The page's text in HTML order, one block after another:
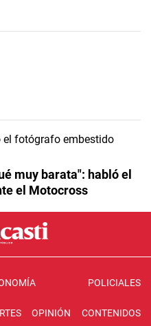
muy barata": habló el
el Motocross
POLICIALES
OPINIÓN CONTENIDOS